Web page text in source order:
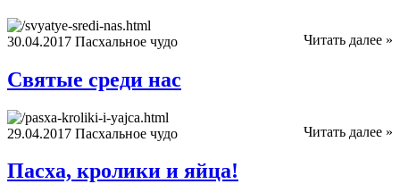
Читать далее »
30.04.2017 Пасхальное чудо
Святые среди нас
Читать далее »
29.04.2017 Пасхальное чудо
Пасха, кролики и яйца!